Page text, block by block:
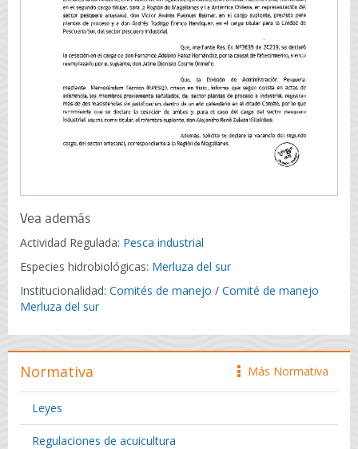
Vea además
Actividad Regulada: Pesca industrial
Especies hidrobiológicas: Merluza del sur
Institucionalidad: Comités de manejo / Comité de manejo
Merluza del sur
icono
Más Normativa
Normativa
Leyes
Regulaciones de acuicultura